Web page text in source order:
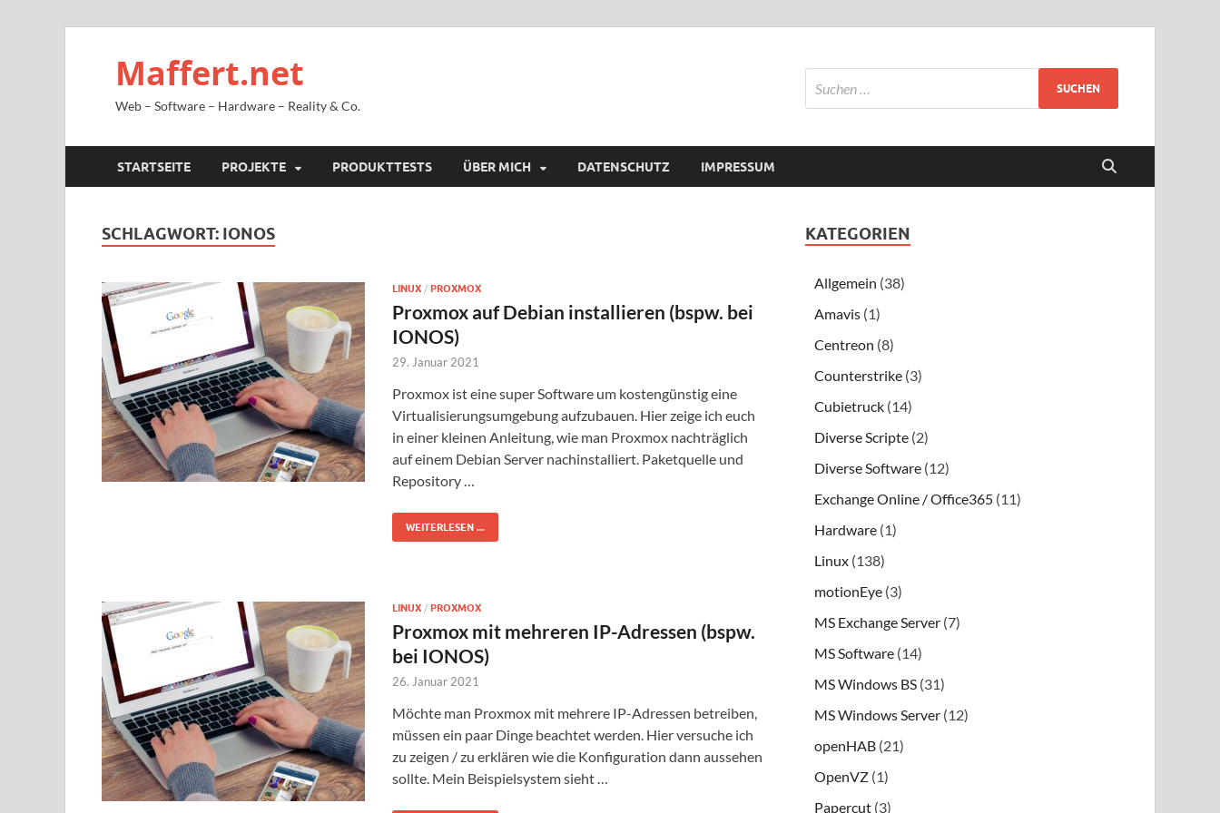
Maffert.net
Web – Software – Hardware – Reality & Co.
STARTSEITE PROJEKTE PRODUKTTESTS ÜBER MICH DATENSCHUTZ IMPRESSUM
SCHLAGWORT: IONOS
LINUX / PROXMOX
Proxmox auf Debian installieren (bspw. bei
IONOS)
29. Januar 2021
Proxmox ist eine super Software um kostengünstig eine
Virtualisierungsumgebung aufzubauen. Hier zeige ich euch
in einer kleinen Anleitung, wie man Proxmox nachträglich
auf einem Debian Server nachinstalliert. Paketquelle und
Repository …
WEITERLESEN ...
LINUX / PROXMOX
Proxmox mit mehreren IP-Adressen (bspw.
bei IONOS)
26. Januar 2021
Möchte man Proxmox mit mehrere IP-Adressen betreiben,
müssen ein paar Dinge beachtet werden. Hier versuche ich
zu zeigen / zu erklären wie die Konfiguration dann aussehen
sollte. Mein Beispielsystem sieht …
KATEGORIEN
Allgemein (38)
Amavis (1)
Centreon (8)
Counterstrike (3)
Cubietruck (14)
Diverse Scripte (2)
Diverse Software (12)
Exchange Online / Office365 (11)
Hardware (1)
Linux (138)
motionEye (3)
MS Exchange Server (7)
MS Software (14)
MS Windows BS (31)
MS Windows Server (12)
openHAB (21)
OpenVZ (1)
Papercut (3)